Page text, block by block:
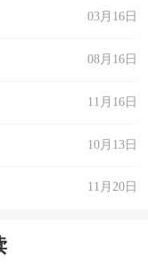
03月16日
08月16日
11月16日
10月13日
11月20日